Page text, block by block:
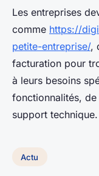
Les entreprises
comme https://
petite-entreprise/,
facturation pour
à leurs besoins
fonctionnalités,
support technique.
Actu